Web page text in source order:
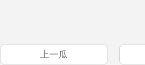
上一瓜